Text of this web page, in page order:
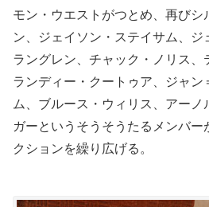
モン・ウエストがつとめ、再びシ
ン、ジェイソン・ステイサム、ジ
ラングレン、チャック・ノリス、
ランディー・クートゥア、ジャ
ム、ブルース・ウィリス、アーノ
ガーというそうそうたるメンバ
クションを繰り広げる。